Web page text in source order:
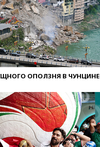
ОПОЛЗНЯ В ЧУНЦИНЕ